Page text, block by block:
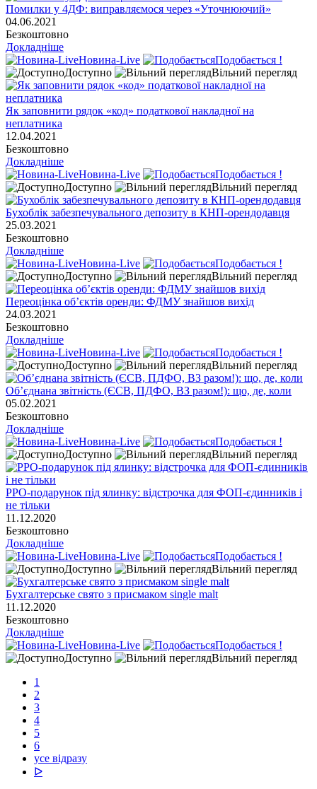
Помилки у 4ДФ: виправляємося через «Уточнюючий»
04.06.2021
Безкоштовно
Докладніше
Новина-Live
Подобається !
Доступно
Вільний перегляд
Як заповнити рядок «код» податкової накладної на
неплатника
12.04.2021
Безкоштовно
Докладніше
Новина-Live
Подобається !
Доступно
Вільний перегляд
Бухоблік забезпечувального депозиту в КНП-орендодавця
25.03.2021
Безкоштовно
Докладніше
Новина-Live
Подобається !
Доступно
Вільний перегляд
Переоцінка об’єктів оренди: ФДМУ знайшов вихід
24.03.2021
Безкоштовно
Докладніше
Новина-Live
Подобається !
Доступно
Вільний перегляд
Об’єднана звітність (ЄСВ, ПДФО, ВЗ разом!): що, де, коли
05.02.2021
Безкоштовно
Докладніше
Новина-Live
Подобається !
Доступно
Вільний перегляд
РРО-подарунок під ялинку: відстрочка для ФОП-єдинників і
не тільки
11.12.2020
Безкоштовно
Докладніше
Новина-Live
Подобається !
Доступно
Вільний перегляд
Бухгалтерське свято з присмаком single malt
11.12.2020
Безкоштовно
Докладніше
Новина-Live
Подобається !
Доступно
Вільний перегляд
1
2
3
4
5
6
усе відразу
ᐅ